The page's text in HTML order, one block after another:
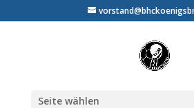
Seite wählen